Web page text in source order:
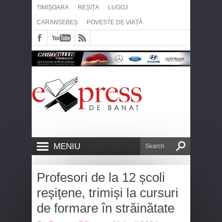
TIMIȘOARA REȘIȚA LUGOJ
CARANSEBEȘ POVESTE DE VIAȚĂ
MENIU
Profesori de la 12 școli
reșițene, trimiși la cursuri
de formare în străinătate